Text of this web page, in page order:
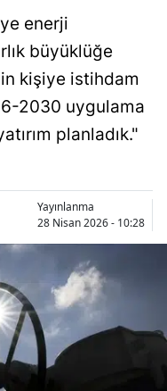
Aydın
Balıkesir
Bitlis
Bolu
Burdur
Bursa
Çanakkale
Çankırı
enerji
büyüklüğe
kişiye istihdam
2030 uygulama
planladık."
Yayınlanma
28 Nisan 2026 - 10:28